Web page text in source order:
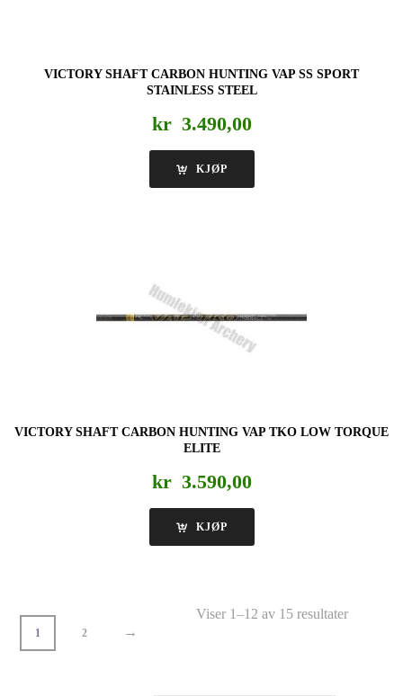
VICTORY SHAFT CARBON HUNTING VAP SS SPORT
STAINLESS STEEL
kr 3.490,00
KJØP
VICTORY SHAFT CARBON HUNTING VAP TKO LOW TORQUE
ELITE
kr 3.590,00
KJØP
1 2 →
Viser 1–12 av 15 resultater